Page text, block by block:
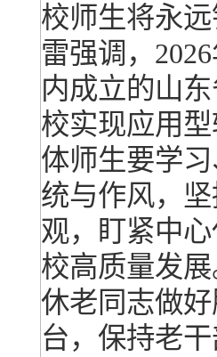
校师生将永
雷强调，
内成立的山
校实现应用
体师生要学
统与作风，
观，盯紧中
校高质量发
休老同志做
台，保持老